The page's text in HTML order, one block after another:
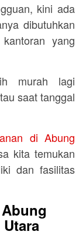
kini ada
dibutuhkan
yang
murah lagi
saat tanggal
di Abung
kita temukan
dan fasilitas